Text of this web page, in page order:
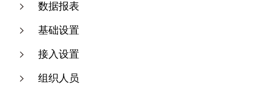
数据报表
基础设置
接入设置
组织人员